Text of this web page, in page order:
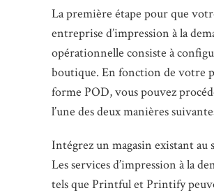
La première étape pour que
entreprise d’impression à la
opérationnelle consiste à
boutique. En fonction de votre
forme POD, vous pouvez
l’une des deux manières
Intégrez un magasin existant au
Les services d’impression à la
tels que Printful et Printify